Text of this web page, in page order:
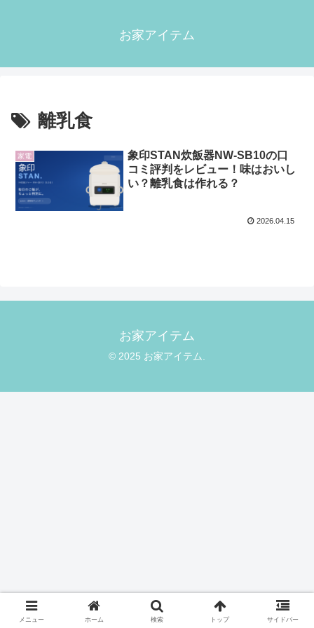
お家アイテム
離乳食
家電
象印STAN炊飯器NW-SB10の口
コミ評判をレビュー！味はおいし
い？離乳食は作れる？
2026.04.15
お家アイテム
© 2025 お家アイテム.
メニュー ホーム 検索 トップ サイドバー